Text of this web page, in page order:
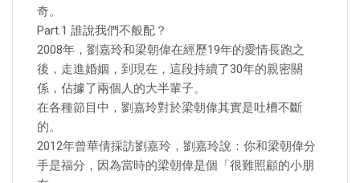
奇。
Part.1 誰說我們不般配？
2008年，劉嘉玲和梁朝偉在經歷19年的愛情長跑之
後，走進婚姻，到現在，這段持續了30年的親密關
係，佔據了兩個人的大半輩子。
在各種節目中，劉嘉玲對於梁朝偉其實是吐槽不斷
的。
2012年曾華倩採訪劉嘉玲，劉嘉玲說：你和梁朝偉分
手是福分，因為當時的梁朝偉是個「很難照顧的小朋